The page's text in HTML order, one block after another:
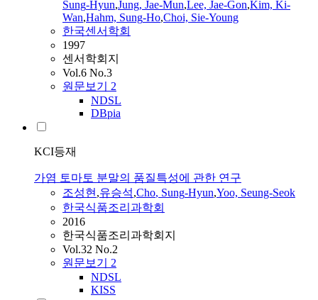
Sung-Hyun,Jung, Jae-Mun,Lee, Jae-Gon,Kim, Ki-
Wan,Hahm, Sung-Ho,Choi, Sie-Young
한국센서학회
1997
센서학회지
Vol.6 No.3
원문보기 2
NDSL
DBpia
KCI등재
가염 토마토 분말의 품질특성에 관한 연구
조성현,유승석,Cho, Sung-Hyun,Yoo, Seung-Seok
한국식품조리과학회
2016
한국식품조리과학회지
Vol.32 No.2
원문보기 2
NDSL
KISS